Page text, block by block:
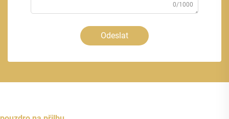
0/1000
Odeslat